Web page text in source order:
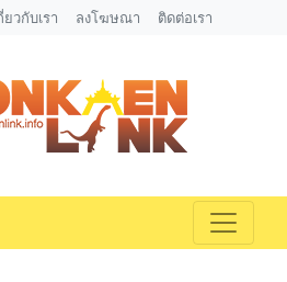
ยวกับเรา ลงโฆษณา ติดต่อเรา